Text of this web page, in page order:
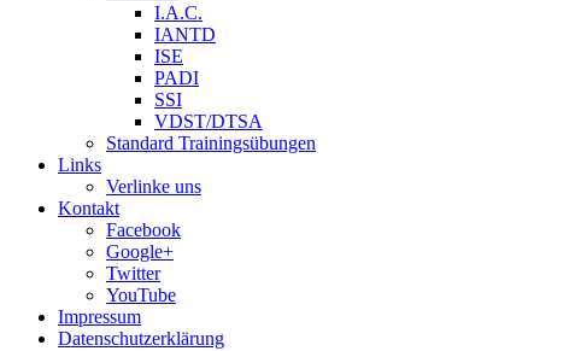
I.A.C.
IANTD
ISE
PADI
SSI
VDST/DTSA
Standard Trainingsübungen
Links
Verlinke uns
Kontakt
Facebook
Google+
Twitter
YouTube
Impressum
Datenschutzerklärung